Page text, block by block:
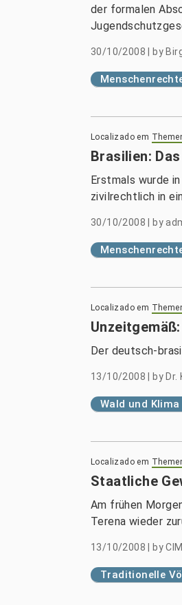
der formalen
30/10/2008 by
Localizado em
Brasilien:
Erstmals wurde
zivilrechtlich in
30/10/2008 by
Localizado em
Der deutsch-
13/10/2008 by
Wald und Klima
Localizado em
Staatliche
Am frühen
Terena wieder
13/10/2008 byCIMI
Traditionelle